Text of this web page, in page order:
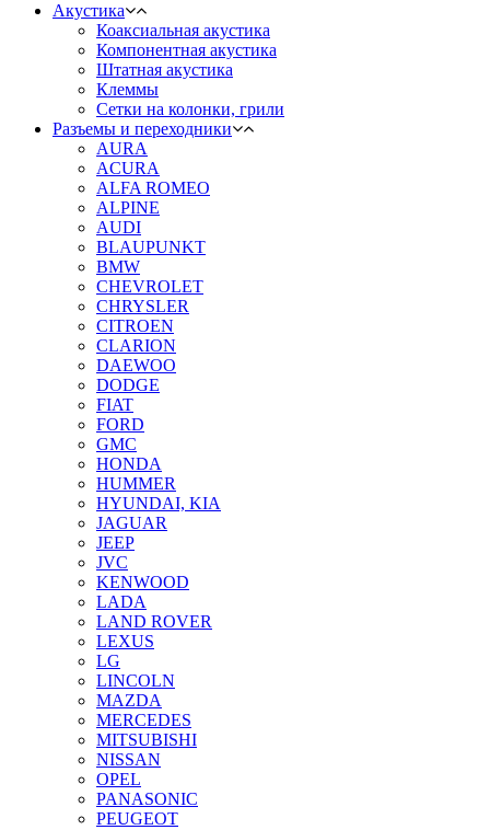
Акустика
Коаксиальная акустика
Компонентная акустика
Штатная акустика
Клеммы
Сетки на колонки, грили
Разъемы и переходники
AURA
ACURA
ALFA ROMEO
ALPINE
AUDI
BLAUPUNKT
BMW
CHEVROLET
CHRYSLER
CITROEN
CLARION
DAEWOO
DODGE
FIAT
FORD
GMC
HONDA
HUMMER
HYUNDAI, KIA
JAGUAR
JEEP
JVC
KENWOOD
LADA
LAND ROVER
LEXUS
LG
LINCOLN
MAZDA
MERCEDES
MITSUBISHI
NISSAN
OPEL
PANASONIC
PEUGEOT